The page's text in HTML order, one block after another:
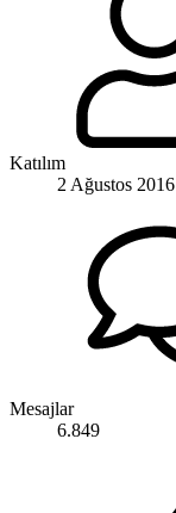
Katılım
2 Ağustos 2016
Mesajlar
6.849